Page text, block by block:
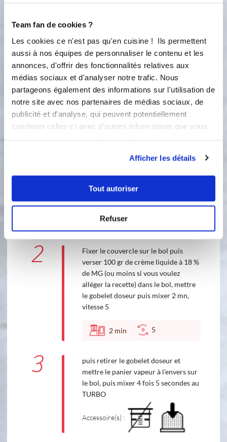
Team fan de cookies ?
Les cookies ce n'est pas qu'en cuisine ! Ils permettent
aussi à nos équipes de personnaliser le contenu et les
annonces, d'offrir des fonctionnalités relatives aux
médias sociaux et d'analyser notre trafic. Nous
partageons également des informations sur l'utilisation de
notre site avec nos partenaires de médias sociaux, de
publicité et d'analyse, qui peuvent potentiellement
combiner celles-ci avec d'autres informations que vous
Afficher les détails
Tout autoriser
Refuser
mettre le brocoli avec un peu de sel
dans le panier du cuit vapeur. Insérer
le plateau vapeur avec la feuille de
papier papillote ou cuisson
remontant un peu sur tous les bords
du plateau. Puis y déposer les filets de
saumon et arroser d'un bon filet de
marinade (voir tout si vous voulez)
puis cuire 20 mn à 120°C vitesse 2, à
la fin de cette étape, retirer le cuit
Accessoire(s) :
20min
120 °C
2
2
Fixer le couvercle sur le bol puis
verser 100 gr de crème liquide à 18 %
de MG (ou moins si vous voulez
alléger la recette) dans le bol, mettre
le gobelet doseur puis mixer 2 mn,
vitesse 5
2 min 5
3
puis retirer le gobelet doseur et
mettre le panier vapeur à l'envers sur
le bol, puis mixer 4 fois 5 secondes au
TURBO
Accessoire(s) :